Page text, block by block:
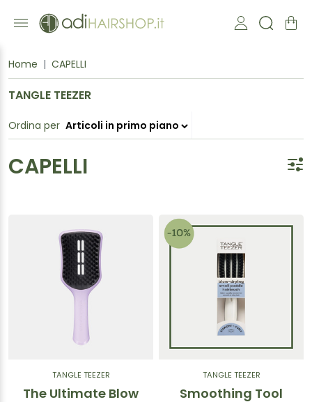
Home CAPELLI
TANGLE TEEZER
Ordina per
CAPELLI
TANGLE TEEZER
The Ultimate Blow
TANGLE TEEZER
Smoothing Tool